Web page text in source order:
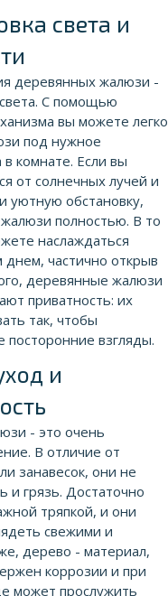
света и
деревянных жалюзи -
С помощью
вы можете легко
под нужное
в комнате. Если вы
от солнечных лучей и
уютную обстановку,
полностью. В то
наслаждаться
частично открыв
деревянные жалюзи
приватность: их
так, чтобы
взгляды.
и
- это очень
В отличие от
занавесок, они не
и грязь. Достаточно
тряпкой, и они
свежими и
дерево - материал,
коррозии и при
может прослужить